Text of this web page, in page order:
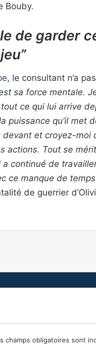
Bouby.
de garder
, le consultant n’a
sa force mentale.
ce qui lui arrive
puissance qu’il met
devant et croyez-moi
actions. Tout se
continué de
ce manque de
de guerrier
champs obligatoires sont